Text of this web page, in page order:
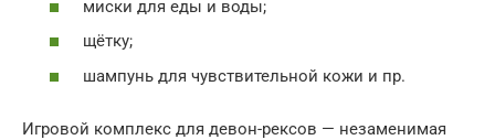
миски для еды и воды;
щётку;
шампунь для чувствительной кожи и пр.
Игровой комплекс для девон-рексов — незаменимая